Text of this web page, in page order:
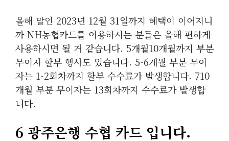
올해 말인 2023년 12월 31일까지 혜택이 이어지니
까 NH농협카드를 이용하시는 분들은 올해 편하게
사용하시면 될 거 같습니다. 5개월10개월까지 부분
무이자 할부 행사도 있습니다. 5-6개월 부분 무이
자는 1-2회차까지 할부 수수료가 발생합니다. 710
개월 부분 무이자는 13회차까지 수수료가 발생합
니다.
6 광주은행 수협 카드 입니다.